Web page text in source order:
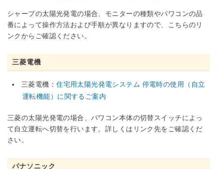
シャープの太陽光発電の場合、モニターの種類やパワコンの品
番によって操作方法および手順が異なりますので、こちらのリ
ンクからご確認ください。
三菱電機
三菱電機：住宅用太陽光発電システム 停電時の使用（自立
運転機能）に関するご案内
三菱の太陽光発電の場合、パワコン本体の切替スイッチによっ
て自立運転へ切替を行います。詳しくはリンク先をご確認くだ
さい。
パナソニック